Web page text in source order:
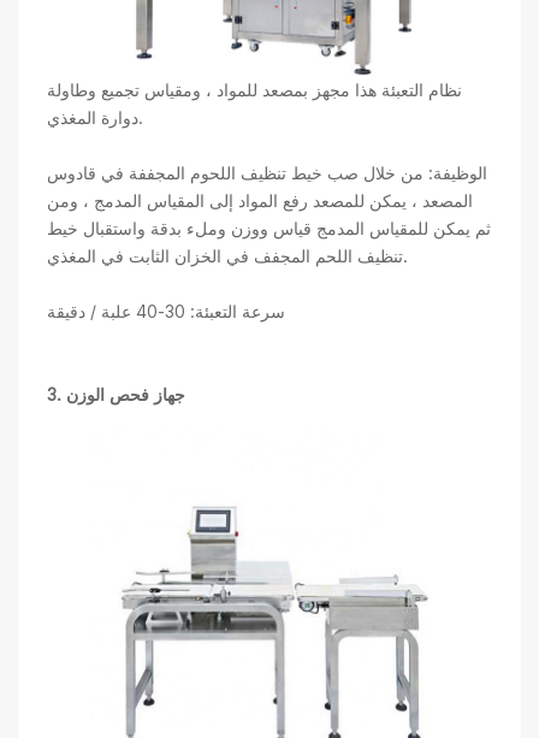
نظام التعبئة هذا مجهز بمصعد للمواد ، ومقياس تجميع وطاولة
دوارة المغذي.
الوظيفة: من خلال صب خيط تنظيف اللحوم المجففة في قادوس
المصعد ، يمكن للمصعد رفع المواد إلى المقياس المدمج ، ومن
ثم يمكن للمقياس المدمج قياس ووزن وملء بدقة واستقبال خيط
تنظيف اللحم المجفف في الخزان الثابت في المغذي.
سرعة التعبئة: 30-40 علبة / دقيقة
3. جهاز فحص الوزن